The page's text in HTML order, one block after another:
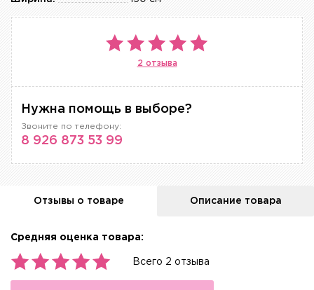
2 отзыва
Нужна помощь в выборе?
Звоните по телефону:
8 926 873 53 99
Отзывы о товаре Описание товара
Средняя оценка товара:
Всего 2 отзыва